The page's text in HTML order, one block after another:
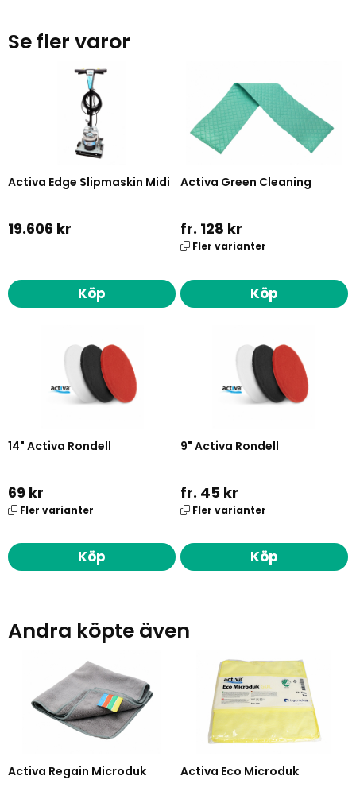
Se fler varor
Activa Edge Slipmaskin Midi
19.606 kr
Köp
Activa Green Cleaning
fr. 128 kr
Fler varianter
Köp
14" Activa Rondell
69 kr
Fler varianter
Köp
9" Activa Rondell
fr. 45 kr
Fler varianter
Köp
Andra köpte även
Activa Regain Microduk Activa Eco Microduk